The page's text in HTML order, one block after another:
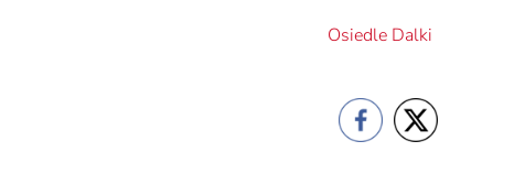
Osiedle Dalki